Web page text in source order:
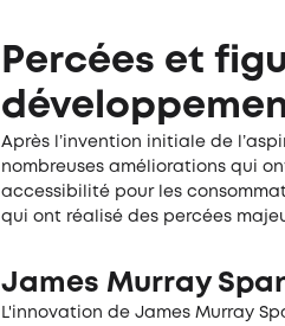
Percées et
Après l’invention initiale de
nombreuses améliorations qui
accessibilité pour les
qui ont réalisé des percées
James Murray
L'innovation de James Murray